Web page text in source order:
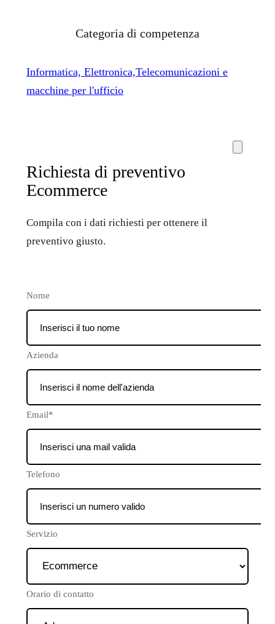
Categoria di competenza
Informatica, Elettronica,Telecomunicazioni e
macchine per l'ufficio
Richiesta di preventivo
Ecommerce
Compila con i dati richiesti per ottenere il
preventivo giusto.
Nome
Azienda
Email*
Telefono
Servizio
Orario di contatto